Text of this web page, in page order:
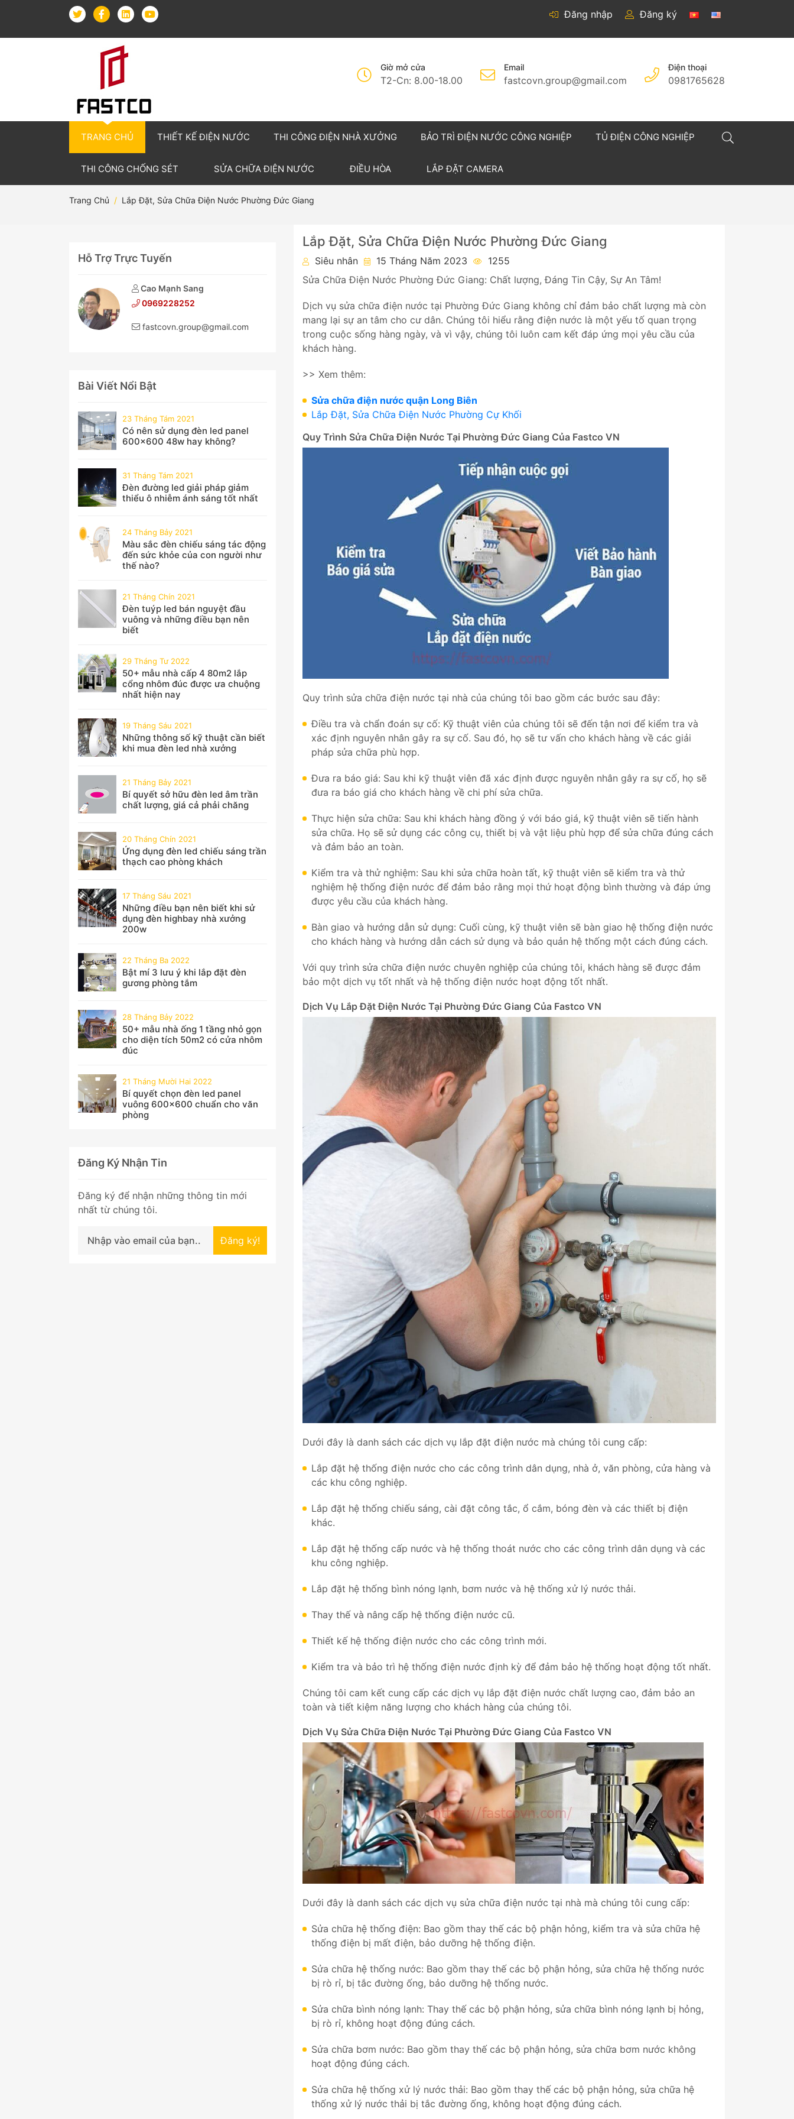
Đăng nhập Đăng ký
Giờ mở cửa
T2-Cn: 8.00-18.00
Email
fastcovn.group@gmail.com
Điện thoại
0981765628
TRANG CHỦ THIẾT KẾ ĐIỆN NƯỚC THI CÔNG ĐIỆN NHÀ XƯỞNG BẢO TRÌ ĐIỆN NƯỚC CÔNG NGHIỆP TỦ ĐIỆN CÔNG NGHIỆP
THI CÔNG CHỐNG SÉT SỬA CHỮA ĐIỆN NƯỚC ĐIỀU HÒA LẮP ĐẶT CAMERA
Trang Chủ Lắp Đặt, Sửa Chữa Điện Nước Phường Đức Giang
Hỗ Trợ Trực Tuyến
Cao Mạnh Sang
0969228252
fastcovn.group@gmail.com
Bài Viết Nổi Bật
23 Tháng Tám 2021
Có nên sử dụng đèn led panel
600x600 48w hay không?
31 Tháng Tám 2021
Đèn đường led giải pháp giảm
thiểu ô nhiễm ánh sáng tốt nhất
24 Tháng Bảy 2021
Màu sắc đèn chiếu sáng tác động
đến sức khỏe của con người như
thế nào?
21 Tháng Chín 2021
Đèn tuýp led bán nguyệt đầu
vuông và những điều bạn nên
biết
29 Tháng Tư 2022
50+ mẫu nhà cấp 4 80m2 lắp
cổng nhôm đúc được ưa chuộng
nhất hiện nay
19 Tháng Sáu 2021
Những thông số kỹ thuật cần biết
khi mua đèn led nhà xưởng
21 Tháng Bảy 2021
Bí quyết sở hữu đèn led âm trần
chất lượng, giá cả phải chăng
20 Tháng Chín 2021
Ứng dụng đèn led chiếu sáng trần
thạch cao phòng khách
17 Tháng Sáu 2021
Những điều bạn nên biết khi sử
dụng đèn highbay nhà xưởng
200w
22 Tháng Ba 2022
Bật mí 3 lưu ý khi lắp đặt đèn
gương phòng tắm
28 Tháng Bảy 2022
50+ mẫu nhà ống 1 tầng nhỏ gọn
cho diện tích 50m2 có cửa nhôm
đúc
21 Tháng Mười Hai 2022
Bí quyết chọn đèn led panel
vuông 600x600 chuẩn cho văn
phòng
Đăng Ký Nhận Tin
Đăng ký để nhận những thông tin mới
nhất từ chúng tôi.
Đăng ký!
Lắp Đặt, Sửa Chữa Điện Nước Phường Đức Giang
Siêu nhân 15 Tháng Năm 2023
1255
Sửa Chữa Điện Nước Phường Đức Giang: Chất lượng, Đáng Tin Cậy, Sự An Tâm!
Dịch vụ sửa chữa điện nước tại Phường Đức Giang không chỉ đảm bảo chất lượng mà còn
mang lại sự an tâm cho cư dân. Chúng tôi hiểu rằng điện nước là một yếu tố quan trọng
trong cuộc sống hàng ngày, và vì vậy, chúng tôi luôn cam kết đáp ứng mọi yêu cầu của
khách hàng.
>> Xem thêm:
Sửa chữa điện nước quận Long Biên
Lắp Đặt, Sửa Chữa Điện Nước Phường Cự Khối
Quy Trình Sửa Chữa Điện Nước Tại Phường Đức Giang Của Fastco VN
Quy trình sửa chữa điện nước tại nhà của chúng tôi bao gồm các bước sau đây:
Điều tra và chẩn đoán sự cố: Kỹ thuật viên của chúng tôi sẽ đến tận nơi để kiểm tra và
xác định nguyên nhân gây ra sự cố. Sau đó, họ sẽ tư vấn cho khách hàng về các giải
pháp sửa chữa phù hợp.
Đưa ra báo giá: Sau khi kỹ thuật viên đã xác định được nguyên nhân gây ra sự cố, họ sẽ
đưa ra báo giá cho khách hàng về chi phí sửa chữa.
Thực hiện sửa chữa: Sau khi khách hàng đồng ý với báo giá, kỹ thuật viên sẽ tiến hành
sửa chữa. Họ sẽ sử dụng các công cụ, thiết bị và vật liệu phù hợp để sửa chữa đúng cách
và đảm bảo an toàn.
Kiểm tra và thử nghiệm: Sau khi sửa chữa hoàn tất, kỹ thuật viên sẽ kiểm tra và thử
nghiệm hệ thống điện nước để đảm bảo rằng mọi thứ hoạt động bình thường và đáp ứng
được yêu cầu của khách hàng.
Bàn giao và hướng dẫn sử dụng: Cuối cùng, kỹ thuật viên sẽ bàn giao hệ thống điện nước
cho khách hàng và hướng dẫn cách sử dụng và bảo quản hệ thống một cách đúng cách.
Với quy trình sửa chữa điện nước chuyên nghiệp của chúng tôi, khách hàng sẽ được đảm
bảo một dịch vụ tốt nhất và hệ thống điện nước hoạt động tốt nhất.
Dịch Vụ Lắp Đặt Điện Nước Tại Phường Đức Giang Của Fastco VN
Dưới đây là danh sách các dịch vụ lắp đặt điện nước mà chúng tôi cung cấp:
Lắp đặt hệ thống điện nước cho các công trình dân dụng, nhà ở, văn phòng, cửa hàng và
các khu công nghiệp.
Lắp đặt hệ thống chiếu sáng, cài đặt công tắc, ổ cắm, bóng đèn và các thiết bị điện
khác.
Lắp đặt hệ thống cấp nước và hệ thống thoát nước cho các công trình dân dụng và các
khu công nghiệp.
Lắp đặt hệ thống bình nóng lạnh, bơm nước và hệ thống xử lý nước thải.
Thay thế và nâng cấp hệ thống điện nước cũ.
Thiết kế hệ thống điện nước cho các công trình mới.
Kiểm tra và bảo trì hệ thống điện nước định kỳ để đảm bảo hệ thống hoạt động tốt nhất.
Chúng tôi cam kết cung cấp các dịch vụ lắp đặt điện nước chất lượng cao, đảm bảo an
toàn và tiết kiệm năng lượng cho khách hàng của chúng tôi.
Dịch Vụ Sửa Chữa Điện Nước Tại Phường Đức Giang Của Fastco VN
Dưới đây là danh sách các dịch vụ sửa chữa điện nước tại nhà mà chúng tôi cung cấp:
Sửa chữa hệ thống điện: Bao gồm thay thế các bộ phận hỏng, kiểm tra và sửa chữa hệ
thống điện bị mất điện, bảo dưỡng hệ thống điện.
Sửa chữa hệ thống nước: Bao gồm thay thế các bộ phận hỏng, sửa chữa hệ thống nước
bị rò rỉ, bị tắc đường ống, bảo dưỡng hệ thống nước.
Sửa chữa bình nóng lạnh: Thay thế các bộ phận hỏng, sửa chữa bình nóng lạnh bị hỏng,
bị rò rỉ, không hoạt động đúng cách.
Sửa chữa bơm nước: Bao gồm thay thế các bộ phận hỏng, sửa chữa bơm nước không
hoạt động đúng cách.
Sửa chữa hệ thống xử lý nước thải: Bao gồm thay thế các bộ phận hỏng, sửa chữa hệ
thống xử lý nước thải bị tắc đường ống, không hoạt động đúng cách.